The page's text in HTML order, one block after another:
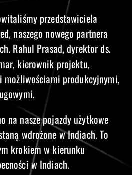
przedstawiciela
naszego nowego partnera
Rahul Prasad, dyrektor ds.
kierownik projektu,
możliwościami produkcyjnymi,
na nasze pojazdy użytkowe
wdrożone w Indiach. To
krokiem w kierunku
w Indiach.